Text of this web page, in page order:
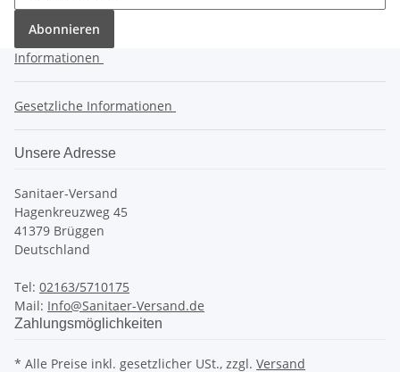
Abonnieren
Informationen
Gesetzliche Informationen
Unsere Adresse
Sanitaer-Versand
Hagenkreuzweg 45
41379 Brüggen
Deutschland
Tel: 02163/5710175
Mail: Info@Sanitaer-Versand.de
Zahlungsmöglichkeiten
* Alle Preise inkl. gesetzlicher USt., zzgl. Versand